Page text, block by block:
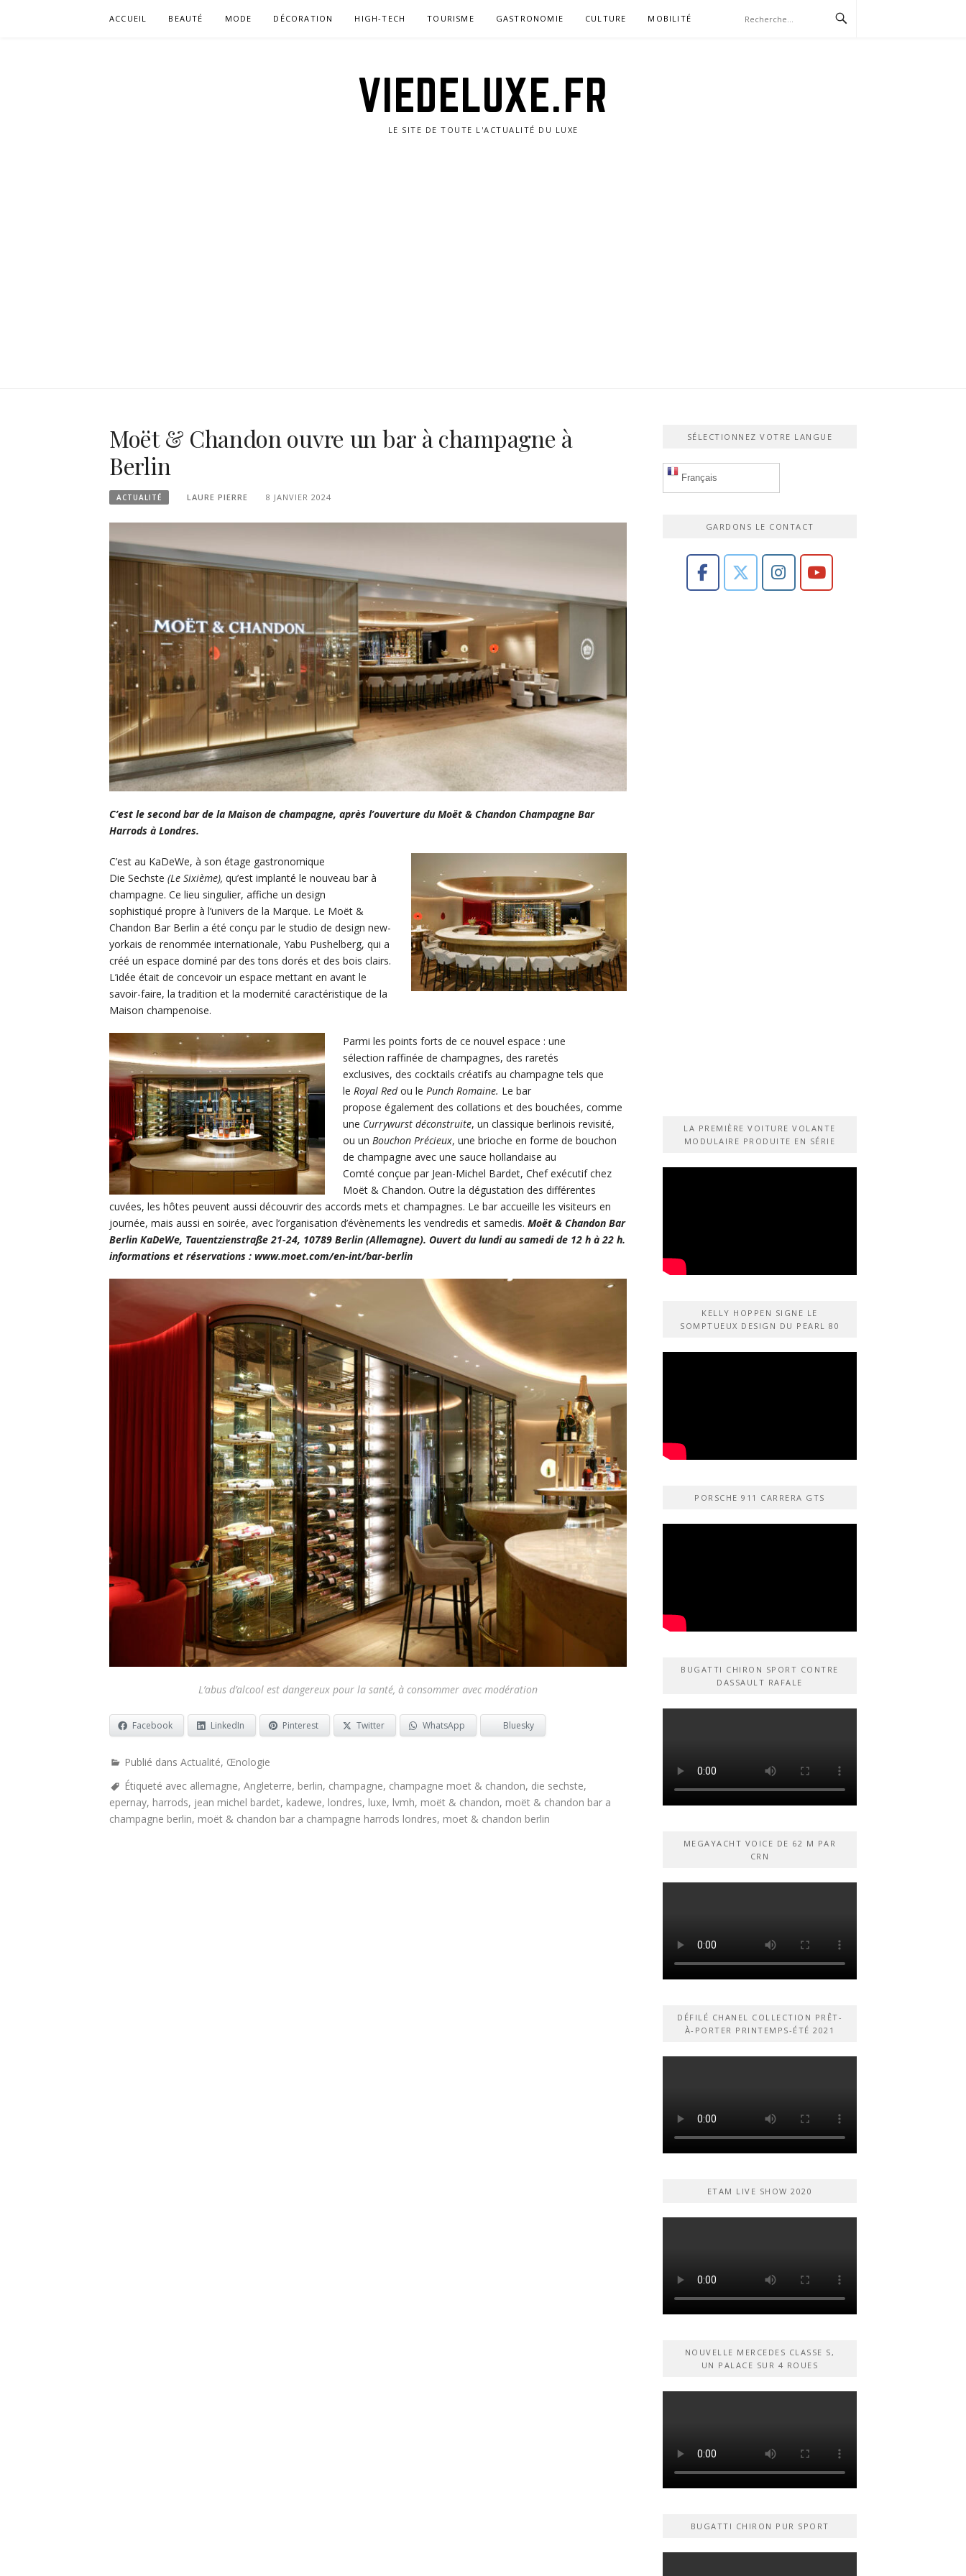
ACCUEIL BEAUTÉ MODE DÉCORATION HIGH-TECH TOURISME GASTRONOMIE CULTURE MOBILITÉ
VIEDELUXE.FR
LE SITE DE TOUTE L'ACTUALITÉ DU LUXE
Moët & Chandon ouvre un bar à champagne à
Berlin
ACTUALITÉ LAURE PIERRE 8 JANVIER 2024
C’est le second bar de la Maison de champagne, après l’ouverture du Moët & Chandon Champagne Bar
Harrods à Londres.
C’est au KaDeWe, à son étage gastronomique
Die Sechste (Le Sixième), qu’est implanté le nouveau bar à
champagne. Ce lieu singulier, affiche un design
sophistiqué propre à l’univers de la Marque. Le Moët &
Chandon Bar Berlin a été conçu par le studio de design new-
yorkais de renommée internationale, Yabu Pushelberg, qui a
créé un espace dominé par des tons dorés et des bois clairs.
L’idée était de concevoir un espace mettant en avant le
savoir-faire, la tradition et la modernité caractéristique de la
Maison champenoise.
Parmi les points forts de ce nouvel espace : une
sélection raffinée de champagnes, des raretés
exclusives, des cocktails créatifs au champagne tels que
le Royal Redou le Punch Romaine. Le bar
propose également des collations et des bouchées, comme
une Currywurst déconstruite, un classique berlinois revisité,
ou un Bouchon Précieux, une brioche en forme de bouchon
de champagne avec une sauce hollandaise au
Comté conçue par Jean-Michel Bardet, Chef exécutif chez
Moët & Chandon. Outre la dégustation des différentes
cuvées, les hôtes peuvent aussi découvrir des accords mets et champagnes. Le bar accueille les visiteurs en
journée, mais aussi en soirée, avec l’organisation d’évènements les vendredis et samedis. Moët & Chandon Bar
Berlin KaDeWe, Tauentzienstraße 21-24, 10789 Berlin (Allemagne). Ouvert du lundi au samedi de 12 h à 22 h.
informations et réservations : www.moet.com/en-int/bar-berlin
L’abus d’alcool est dangereux pour la santé, à consommer avec modération
Facebook LinkedIn Pinterest Twitter WhatsApp Bluesky
Publié dans Actualité, Œnologie
Étiqueté avec allemagne, Angleterre, berlin, champagne, champagne moet & chandon, die sechste,
epernay, harrods, jean michel bardet, kadewe, londres, luxe, lvmh, moët & chandon, moët & chandon bar a
champagne berlin, moët & chandon bar a champagne harrods londres, moet & chandon berlin
SÉLECTIONNEZ VOTRE LANGUE
Français
GARDONS LE CONTACT
LA PREMIÈRE VOITURE VOLANTE
MODULAIRE PRODUITE EN SÉRIE
KELLY HOPPEN SIGNE LE
SOMPTUEUX DESIGN DU PEARL 80
PORSCHE 911 CARRERA GTS
BUGATTI CHIRON SPORT CONTRE
DASSAULT RAFALE
MEGAYACHT VOICE DE 62 M PAR
CRN
DÉFILÉ CHANEL COLLECTION PRÊT-
À-PORTER PRINTEMPS-ÉTÉ 2021
ETAM LIVE SHOW 2020
NOUVELLE MERCEDES CLASSE S,
UN PALACE SUR 4 ROUES
BUGATTI CHIRON PUR SPORT